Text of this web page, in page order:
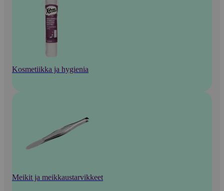
Kosmetiikka ja hygienia
Meikit ja meikkaustarvikkeet